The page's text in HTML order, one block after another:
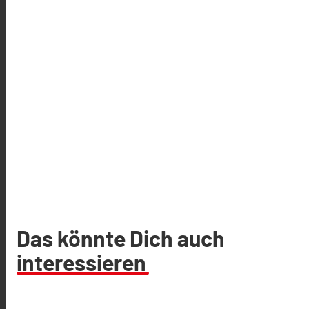
Das könnte Dich auch
interessieren